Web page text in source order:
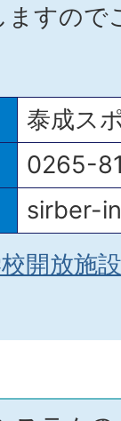
すので
泰成ス
0265-
sirber-
開放施